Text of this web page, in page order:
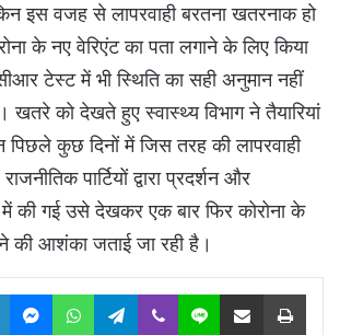
इस वजह से लापरवाही बरतना खतरनाक हो
के नए वेरिएंट का पता लगाने के लिए किया
टेस्ट में भी स्थिति का सही अनुमान नहीं
खतरे को देखते हुए स्वास्थ्य विभाग ने तैयारियां
कुछ दिनों में जिस तरह की लापरवाही
पार्टियों द्वारा प्रदर्शन और
की गई उसे देखकर एक बार फिर कोरोना के
की आशंका जताई जा रही है।
LinkedInMessengerWhatsAppTelegram
Viber Line Share via Email Print